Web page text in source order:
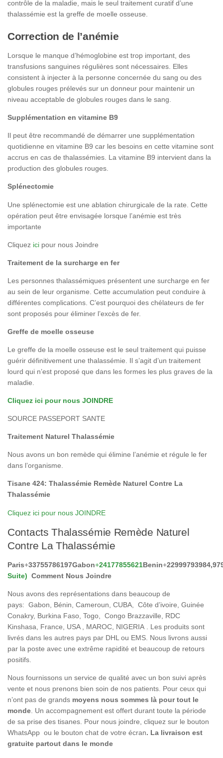
contrôle de la maladie, mais le seul traitement curatif d’une
thalassémie est la greffe de moelle osseuse.
Correction de l’anémie
Lorsque le manque d’hémoglobine est trop important, des
transfusions sanguines régulières sont nécessaires. Elles
consistent à injecter à la personne concernée du sang ou des
globules rouges prélevés sur un donneur pour maintenir un
niveau acceptable de globules rouges dans le sang.
Supplémentation en vitamine B9
Il peut être recommandé de démarrer une supplémentation
quotidienne en vitamine B9 car les besoins en cette vitamine sont
accrus en cas de thalassémies. La vitamine B9 intervient dans la
production des globules rouges.
Splénectomie
Une splénectomie est une ablation chirurgicale de la rate. Cette
opération peut être envisagée lorsque l’anémie est très
importante
Cliquez ici pour nous Joindre
Traitement de la surcharge en fer
Les personnes thalassémiques présentent une surcharge en fer
au sein de leur organisme. Cette accumulation peut conduire à
différentes complications. C’est pourquoi des chélateurs de fer
sont proposés pour éliminer l’excès de fer.
Greffe de moelle osseuse
Le greffe de la moelle osseuse est le seul traitement qui puisse
guérir définitivement une thalassémie. Il s’agit d’un traitement
lourd qui n’est proposé que dans les formes les plus graves de la
maladie.
Cliquez ici pour nous JOINDRE
SOURCE PASSEPORT SANTE
Traitement Naturel Thalassémie
Nous avons un bon remède qui élimine l’anémie et régule le fer
dans l’organisme.
Tisane 424: Thalassémie Remède Naturel Contre La
Thalassémie
Cliquez ici pour nous JOINDRE
Contacts Thalassémie Remède Naturel
Contre La Thalassémie
Paris+33755786197Gabon+24177855621Benin+22999793984
Suite) Comment Nous Joindre
Nous avons des représentations dans beaucoup de
pays: Gabon, Bénin, Cameroun, CUBA, Côte d’ivoire, Guinée
Conakry, Burkina Faso, Togo, Congo Brazzaville, RDC
Kinshasa, France, USA , MAROC, NIGERIA . Les produits sont
livrés dans les autres pays par DHL ou EMS. Nous livrons aussi
par la poste avec une extrême rapidité et beaucoup de retours
positifs.
Nous fournissons un service de qualité avec un bon suivi après
vente et nous prenons bien soin de nos patients. Pour ceux qui
n’ont pas de grands moyens nous sommes là pour tout le
monde . Un accompagnement est offert durant toute la période
de sa prise des tisanes. Pour nous joindre, cliquez sur le bouton
WhatsApp ou le bouton chat de votre écran. La livraison est
gratuite partout dans le monde